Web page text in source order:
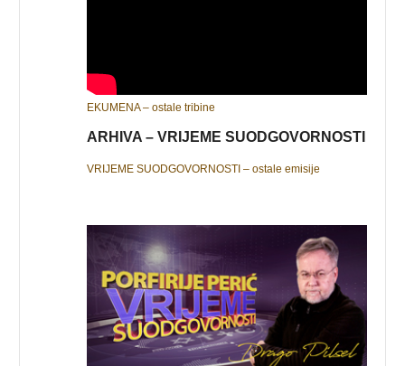
EKUMENA – ostale tribine
ARHIVA – VRIJEME SUODGOVORNOSTI
VRIJEME SUODGOVORNOSTI – ostale emisije